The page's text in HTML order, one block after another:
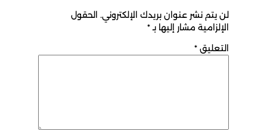
لن يتم نشر عنوان بريدك الإلكتروني. الحقول
الإلزامية مشار إليها بـ *
التعليق*